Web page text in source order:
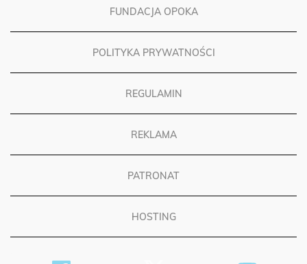
FUNDACJA OPOKA
POLITYKA PRYWATNOŚCI
REGULAMIN
REKLAMA
PATRONAT
HOSTING